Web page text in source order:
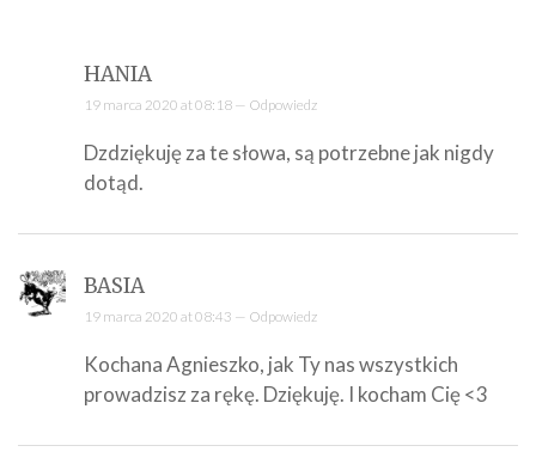
HANIA
19 marca 2020 at 08:18 — Odpowiedz
Dzdziękuję za te słowa, są potrzebne jak nigdy
dotąd.
BASIA
19 marca 2020 at 08:43 — Odpowiedz
Kochana Agnieszko, jak Ty nas wszystkich
prowadzisz za rękę. Dziękuję. I kocham Cię <3